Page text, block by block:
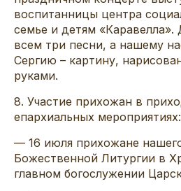
воспитанницы центра
семье и детям
всем три песни, а нашему
Сергию – картину,
руками.
8. Участие прихожан в
епархиальных мероприятиях:
— 16 июля прихожане
Божественной Литургии в
главном богослужении